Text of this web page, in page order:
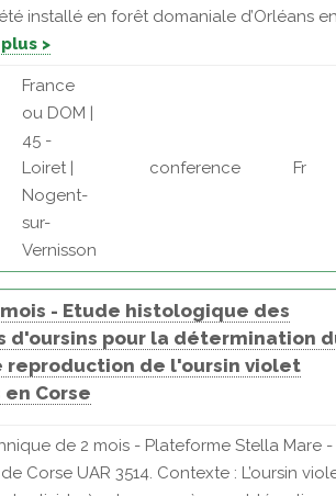
installé en forêt domaniale d’Orléans
>
France
ou DOM |
45 -
Loiret |
Nogent-
sur-
Vernisson
conference Fr
- Etude histologique des
d'oursins pour la détermination
reproduction de l'oursin violet
Corse
de 2 mois - Plateforme Stella Mare -
Corse UAR 3514. Contexte : L’oursin